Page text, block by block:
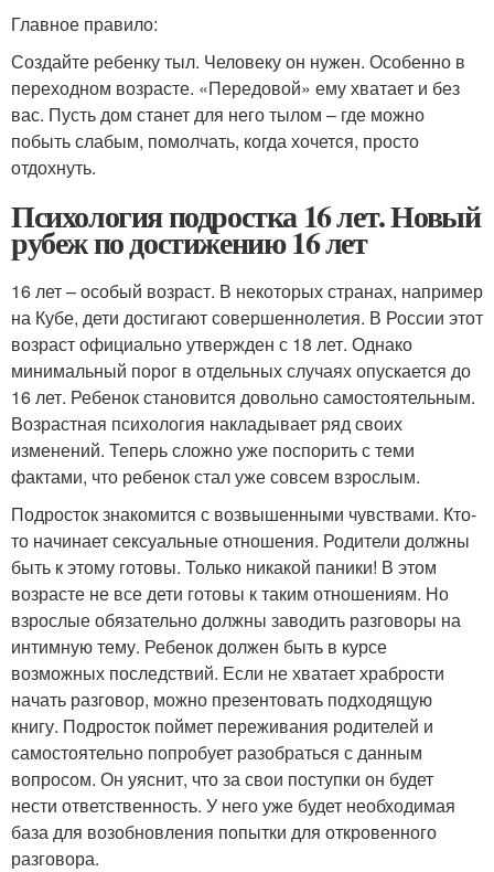
Главное правило:
Создайте ребенку тыл. Человеку он нужен. Особенно в
переходном возрасте. «Передовой» ему хватает и без
вас. Пусть дом станет для него тылом – где можно
побыть слабым, помолчать, когда хочется, просто
отдохнуть.
Психология подростка 16 лет. Новый
рубеж по достижению 16 лет
16 лет – особый возраст. В некоторых странах, например
на Кубе, дети достигают совершеннолетия. В России этот
возраст официально утвержден с 18 лет. Однако
минимальный порог в отдельных случаях опускается до
16 лет. Ребенок становится довольно самостоятельным.
Возрастная психология накладывает ряд своих
изменений. Теперь сложно уже поспорить с теми
фактами, что ребенок стал уже совсем взрослым.
Подросток знакомится с возвышенными чувствами. Кто-
то начинает сексуальные отношения. Родители должны
быть к этому готовы. Только никакой паники! В этом
возрасте не все дети готовы к таким отношениям. Но
взрослые обязательно должны заводить разговоры на
интимную тему. Ребенок должен быть в курсе
возможных последствий. Если не хватает храбрости
начать разговор, можно презентовать подходящую
книгу. Подросток поймет переживания родителей и
самостоятельно попробует разобраться с данным
вопросом. Он уяснит, что за свои поступки он будет
нести ответственность. У него уже будет необходимая
база для возобновления попытки для откровенного
разговора.